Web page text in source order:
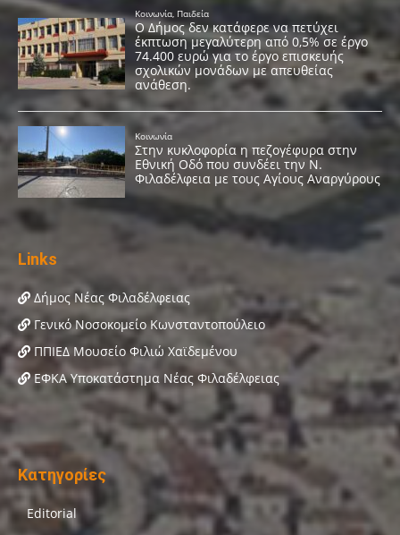
Links
Δήμος Νέας Φιλαδέλφειας
Γενικό Νοσοκομείο Κωνσταντοπούλειο
ΠΠΙΕΔ Μουσείο Φιλιώ Χαϊδεμένου
ΕΦΚΑ Υποκατάστημα Νέας Φιλαδέλφειας
Κατηγορίες
Editorial